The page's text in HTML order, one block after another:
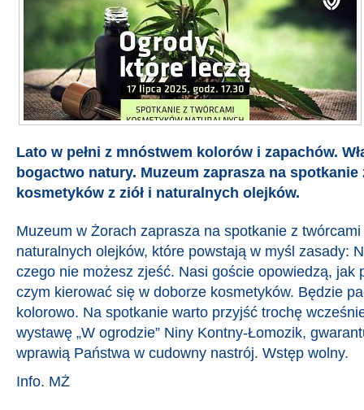
Lato w pełni z mnóstwem kolorów i zapachów.
bogactwo natury. Muzeum zaprasza na spotkanie
kosmetyków z ziół i naturalnych olejków.
Muzeum w Żorach zaprasza na spotkanie z twórcami
naturalnych olejków, które powstają w myśl zasady:
czego nie możesz zjeść. Nasi goście opowiedzą, jak
czym kierować się w doborze kosmetyków. Będzie
kolorowo. Na spotkanie warto przyjść trochę
wystawę „W ogrodzie” Niny Kontny-Łomozik,
wprawią Państwa w cudowny nastrój. Wstęp wolny.
Info. MŻ